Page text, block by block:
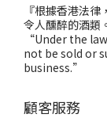
『根據香港法
令人醺醉的酒類
“Under the
not be sold or
business.”
顧客服務